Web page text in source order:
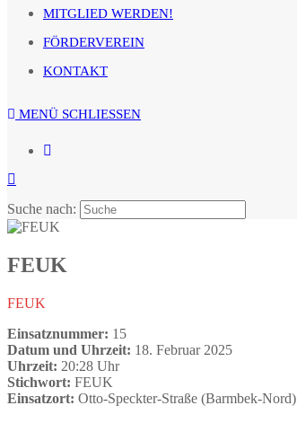
MITGLIED WERDEN!
FÖRDERVEREIN
KONTAKT
MENÜ SCHLIESSEN
Suche nach:
FEUK
FEUK
Einsatznummer: 15
Datum und Uhrzeit: 18. Februar 2025
Uhrzeit: 20:28 Uhr
Stichwort: FEUK
Einsatzort: Otto-Speckter-Straße (Barmbek-Nord)